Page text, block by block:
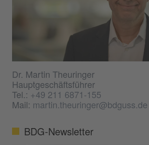
Dr. Martin Theuringer
Hauptgeschäftsführer
Tel.:+49 211 6871-155
Mail: martin.theuringer@bdguss.de
BDG-Newsletter